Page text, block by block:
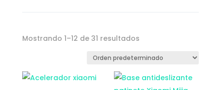
Mostrando 1–12 de 31 resultados